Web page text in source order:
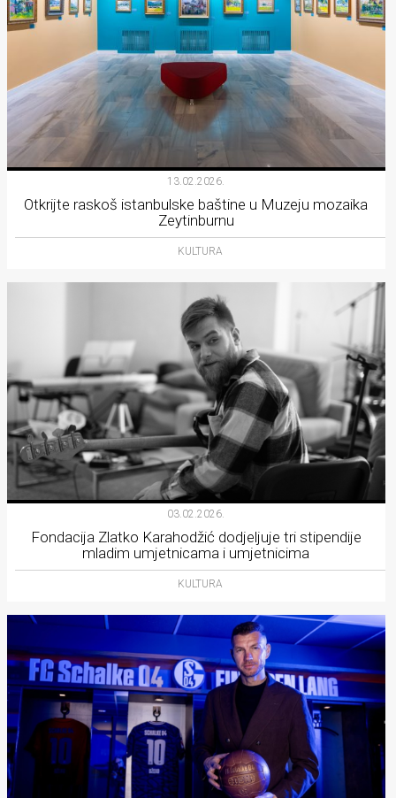
13.02.2026.
Otkrijte raskoš istanbulske baštine u Muzeju mozaika
Zeytinburnu
KULTURA
03.02.2026.
Fondacija Zlatko Karahodžić dodjeljuje tri stipendije
mladim umjetnicama i umjetnicima
KULTURA